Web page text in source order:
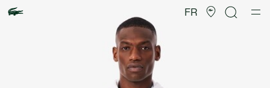
FR
d’images
produit